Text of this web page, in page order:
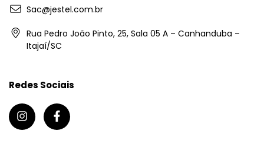
Sac@jestel.com.br
Rua Pedro João Pinto, 25, Sala 05 A – Canhanduba –
Itajaí/SC
Redes Sociais